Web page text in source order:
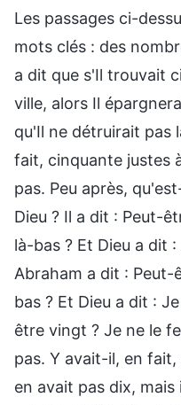
Les passages ci-
mots clés : des
a dit que s'Il trouvait
ville, alors Il
qu'Il ne détruirait pas
fait, cinquante justes
pas. Peu après,
Dieu ? Il a dit : Peut-
là-bas ? Et Dieu a dit
Abraham a dit :
bas ? Et Dieu a dit :
être vingt ? Je ne le
pas. Y avait-il, en
en avait pas dix,